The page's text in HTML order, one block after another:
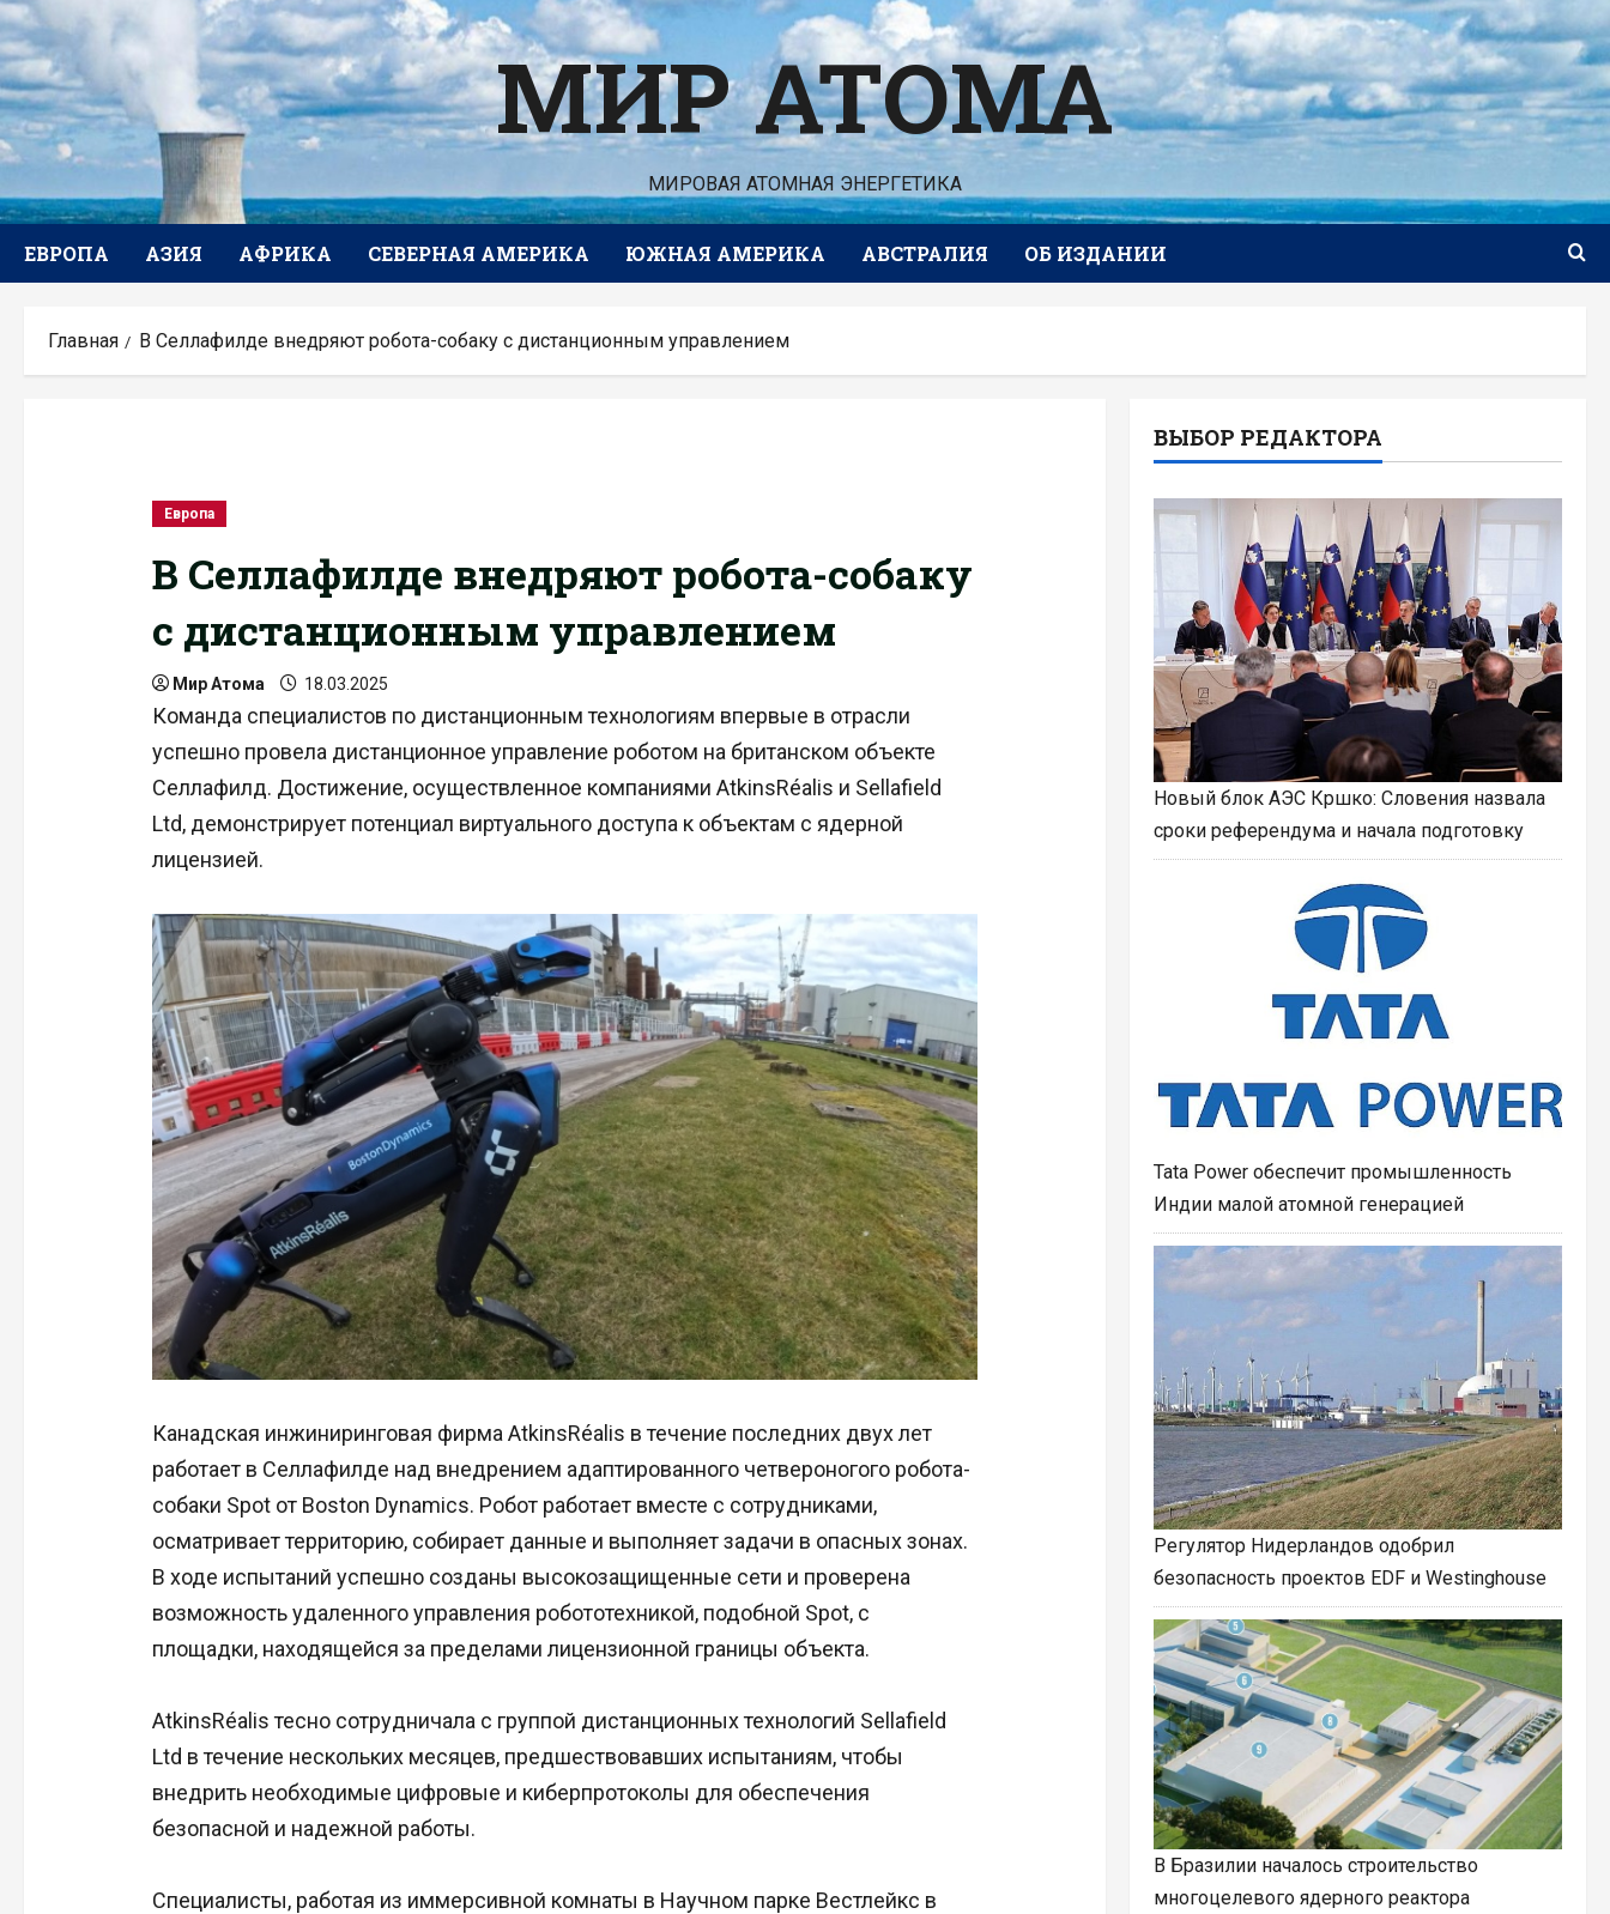
Перейти
к
содержимому
МИР АТОМА
МИРОВАЯ АТОМНАЯ ЭНЕРГЕТИКА
ЕВРОПА АЗИЯ АФРИКА СЕВЕРНАЯ АМЕРИКА ЮЖНАЯ АМЕРИКА АВСТРАЛИЯ ОБ ИЗДАНИИ
Главная В Селлафилде внедряют робота-собаку с дистанционным управлением
Европа
В Селлафилде внедряют робота-собаку
с дистанционным управлением
Мир Атома 18.03.2025
Команда специалистов по дистанционным технологиям впервые в отрасли
успешно провела дистанционное управление роботом на британском объекте
Селлафилд. Достижение, осуществленное компаниями AtkinsRéalis и Sellafield
Ltd, демонстрирует потенциал виртуального доступа к объектам с ядерной
лицензией.
Канадская инжиниринговая фирма AtkinsRéalis в течение последних двух лет
работает в Селлафилде над внедрением адаптированного четвероногого робота-
собаки Spot от Boston Dynamics. Робот работает вместе с сотрудниками,
осматривает территорию, собирает данные и выполняет задачи в опасных зонах.
В ходе испытаний успешно созданы высокозащищенные сети и проверена
возможность удаленного управления робототехникой, подобной Spot, с
площадки, находящейся за пределами лицензионной границы объекта.
AtkinsRéalis тесно сотрудничала с группой дистанционных технологий Sellafield
Ltd в течение нескольких месяцев, предшествовавших испытаниям, чтобы
внедрить необходимые цифровые и киберпротоколы для обеспечения
безопасной и надежной работы.
Специалисты, работая из иммерсивной комнаты в Научном парке Вестлейкс в
ВЫБОР РЕДАКТОРА
Новый блок АЭС Кршко: Словения назвала
сроки референдума и начала подготовку
Tata Power обеспечит промышленность
Индии малой атомной генерацией
Регулятор Нидерландов одобрил
безопасность проектов EDF и Westinghouse
В Бразилии началось строительство
многоцелевого ядерного реактора